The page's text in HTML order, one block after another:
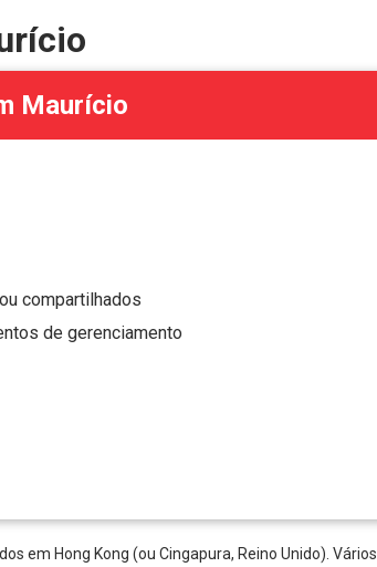
Maurício
compartilhados
de gerenciamento
em Hong Kong (ou Cingapura, Reino Unido).